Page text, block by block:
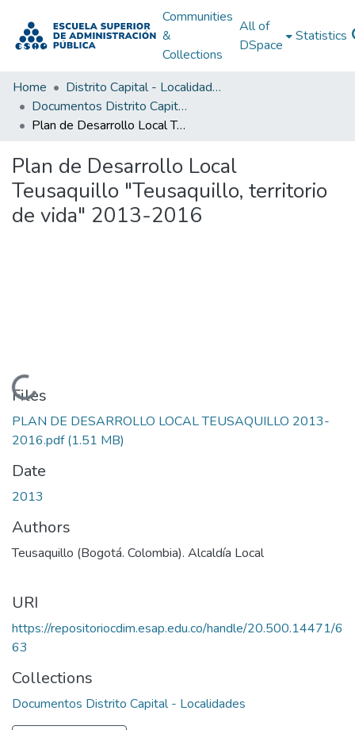
Communities
&
Collections
All of
DSpace
Statistics
Home
Distrito Capital - Localidades
Documentos Distrito Capital - Localidades
Plan de Desarrollo Local Teusaquillo "Teusaquillo, territorio de vida" 2013-2016
Plan de Desarrollo Local
Teusaquillo "Teusaquillo, territorio
de vida" 2013-2016
Loading...
Files
PLAN DE DESARROLLO LOCAL TEUSAQUILLO 2013-
2016.pdf(1.51 MB)
Date
2013
Authors
Teusaquillo (Bogotá. Colombia). Alcaldía Local
URI
https://repositoriocdim.esap.edu.co/handle/20.500.14471/6
63
Collections
Documentos Distrito Capital - Localidades